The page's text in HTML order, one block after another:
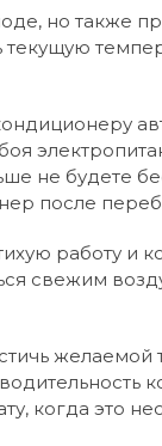
но также
не будете
после
работу и
свежим
когда это